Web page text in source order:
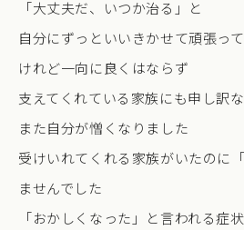
「大丈夫だ、いつか治る」と
自分にずっといいきかせて頑張っ
けれど一向に良くはならず
支えてくれている家族にも申し訳
また自分が憎くなりました
受けいれてくれる家族がいたのに
ませんでした
「おかしくなった」と言われる症